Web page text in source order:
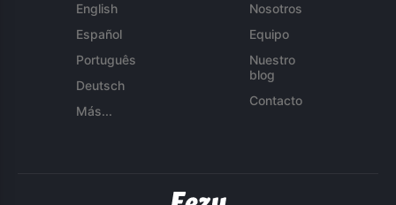
English
Español
Português
Deutsch
Más...
Nosotros
Equipo
Nuestro
blog
Contacto